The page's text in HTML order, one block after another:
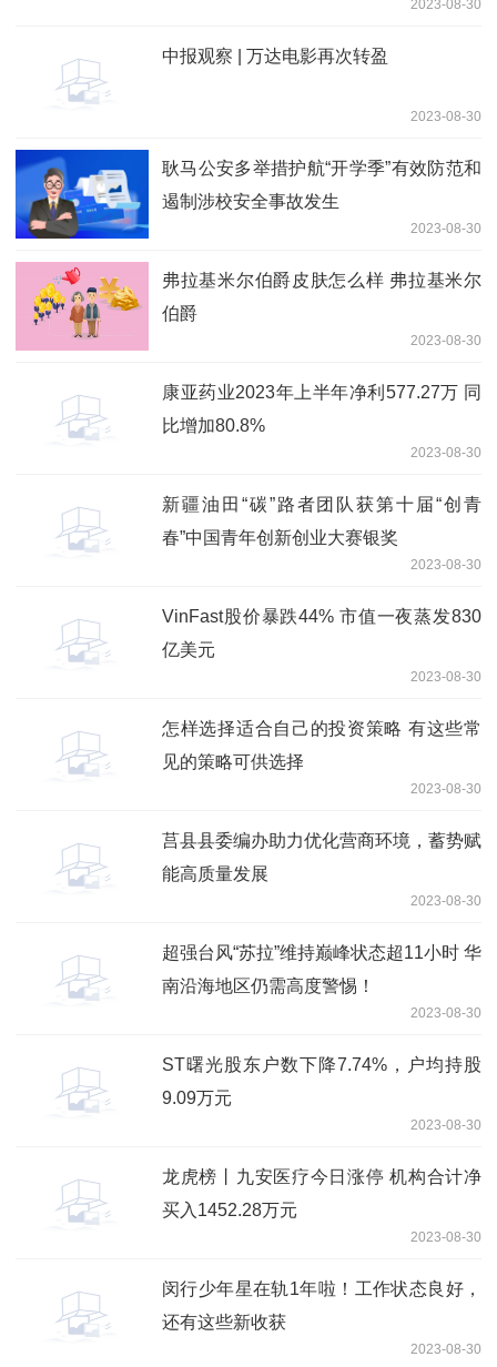
2023-08-30
中报观察 | 万达电影再次转盈
2023-08-30
耿马公安多举措护航“开学季”有效防范和
遏制涉校安全事故发生
2023-08-30
弗拉基米尔伯爵皮肤怎么样 弗拉基米尔
伯爵
2023-08-30
康亚药业2023年上半年净利577.27万 同
比增加80.8%
2023-08-30
新疆油田“碳”路者团队获第十届“创青
春”中国青年创新创业大赛银奖
2023-08-30
VinFast股价暴跌44% 市值一夜蒸发830
亿美元
2023-08-30
怎样选择适合自己的投资策略 有这些常
见的策略可供选择
2023-08-30
莒县县委编办助力优化营商环境，蓄势赋
能高质量发展
2023-08-30
超强台风“苏拉”维持巅峰状态超11小时 华
南沿海地区仍需高度警惕！
2023-08-30
ST曙光股东户数下降7.74%，户均持股
9.09万元
2023-08-30
龙虎榜丨九安医疗今日涨停 机构合计净
买入1452.28万元
2023-08-30
闵行少年星在轨1年啦！工作状态良好，
还有这些新收获
2023-08-30